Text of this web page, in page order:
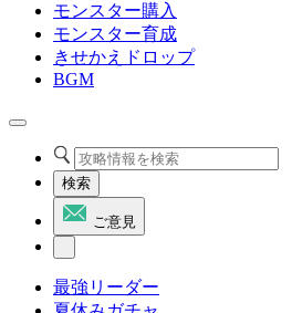
モンスター購入
モンスター育成
きせかえドロップ
BGM
検索
ご意見
最強リーダー